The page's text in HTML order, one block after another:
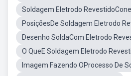
Soldagem Eletrodo
PosiçõesDe Soldagem Eletrodo
Desenho SoldaCom Eletrodo
O QueE Soldagem Eletrodo
Imagem Fazendo OProcesso De